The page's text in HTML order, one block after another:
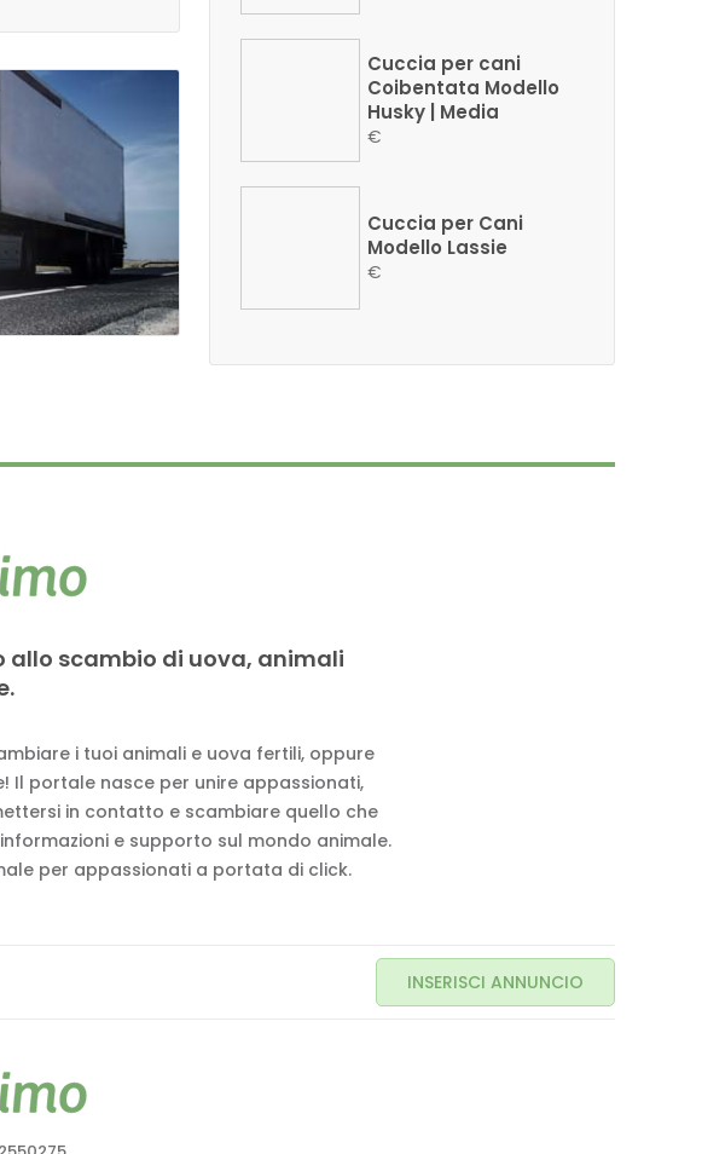
Cuccia per cani
Coibentata Modello
Husky | Media
€
Cuccia per Cani
Modello Lassie
€
scambio di uova, animali
i tuoi animali e uova fertili, oppure
Il portale nasce per unire appassionati,
in contatto e scambiare quello che
e supporto sul mondo animale.
per appassionati a portata di click.
INSERISCI ANNUNCIO